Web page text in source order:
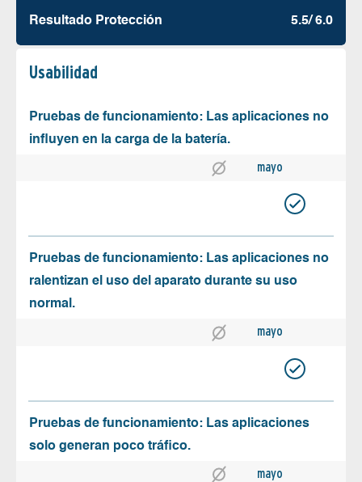
Resultado Protección 5.5/ 6.0
Usabilidad
Pruebas de funcionamiento: Las aplicaciones no
influyen en la carga de la batería.
mayo
Pruebas de funcionamiento: Las aplicaciones no
ralentizan el uso del aparato durante su uso
normal.
mayo
Pruebas de funcionamiento: Las aplicaciones
solo generan poco tráfico.
mayo